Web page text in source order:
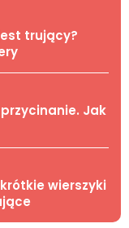
trujący?
Jak
wierszyki